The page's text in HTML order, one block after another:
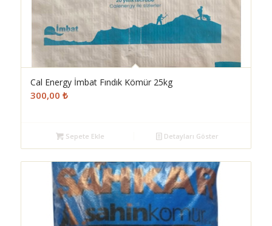
Cal Energy İmbat Fındık Kömür 25kg
300,00 ₺
Sepete Ekle Detayları Göster